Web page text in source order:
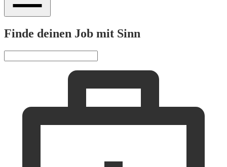
Finde deinen Job mit Sinn